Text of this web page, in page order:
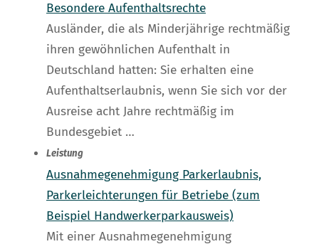
Besondere Aufenthaltsrechte
Ausländer, die als Minderjährige rechtmäßig
ihren gewöhnlichen Aufenthalt in
Deutschland hatten: Sie erhalten eine
Aufenthaltserlaubnis, wenn Sie sich vor der
Ausreise acht Jahre rechtmäßig im
Bundesgebiet …
Leistung
Ausnahmegenehmigung Parkerlaubnis,
Parkerleichterungen für Betriebe (zum
Beispiel Handwerkerparkausweis)
Mit einer Ausnahmegenehmigung